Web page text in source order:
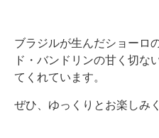
ブラジルが生んだショーロ
ド・バンドリンの甘く切な
てくれています。
ぜひ、ゆっくりとお楽しみ